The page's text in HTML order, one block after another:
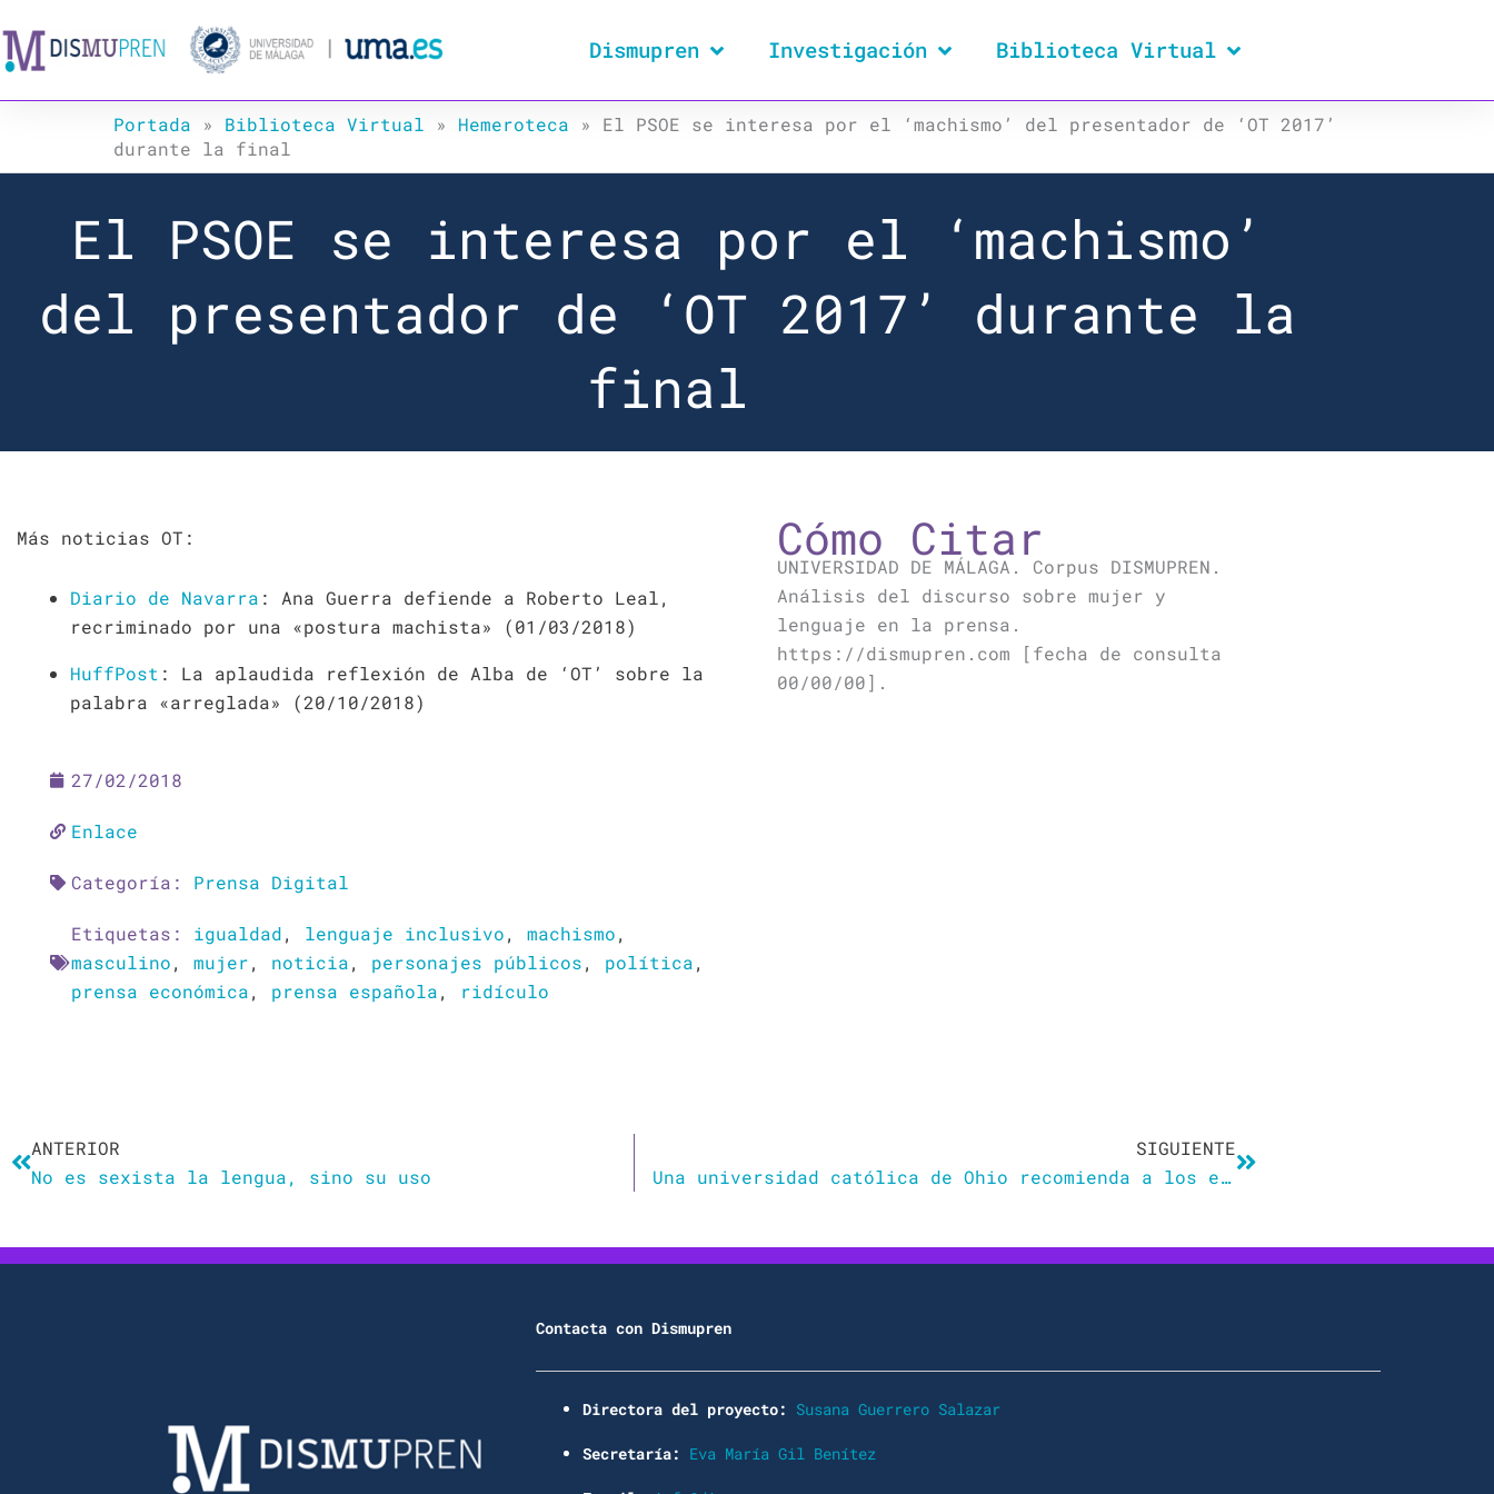
al
contenido
Dismupren Investigación Biblioteca Virtual
Portada » Biblioteca Virtual » Hemeroteca » El PSOE se interesa por el ‘machismo’ del presentador de ‘OT 2017’
durante la final
El PSOE se interesa por el ‘machismo’
del presentador de ‘OT 2017’ durante la
final
Más noticias OT:
Diario de Navarra : Ana Guerra defiende a Roberto Leal,
recriminado por una «postura machista» (01/03/2018)
HuffPost : La aplaudida reflexión de Alba de ‘OT’ sobre la
palabra «arreglada» (20/10/2018)
27/02/2018
Enlace
Categoría: Prensa Digital
Etiquetas: igualdad, lenguaje inclusivo, machismo,
masculino, mujer, noticia, personajes públicos, política,
prensa económica, prensa española, ridículo
Cómo Citar
UNIVERSIDAD DE MÁLAGA. Corpus DISMUPREN.
Análisis del discurso sobre mujer y
lenguaje en la prensa.
https://dismupren.com [fecha de consulta
00/00/00].
ANTERIOR
No es sexista la lengua, sino su uso
SIGUIENTE
Una universidad católica de Ohio recomienda a los estudiantes no usar los términos «marido» y «esposa»
Contacta con Dismupren
Directora del proyecto: Susana Guerrero Salazar
Secretaría: Eva María Gil Benítez